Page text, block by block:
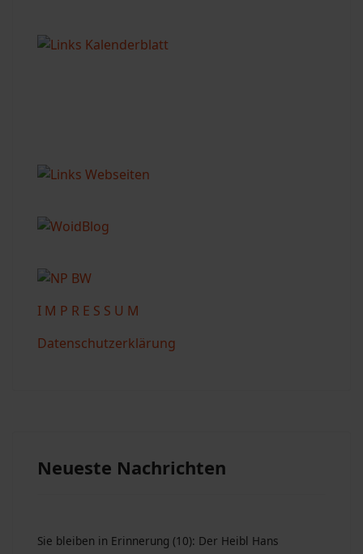
I M P R E S S U M
Datenschutzerklärung
Neueste Nachrichten
Sie bleiben in Erinnerung (10): Der Heibl Hans